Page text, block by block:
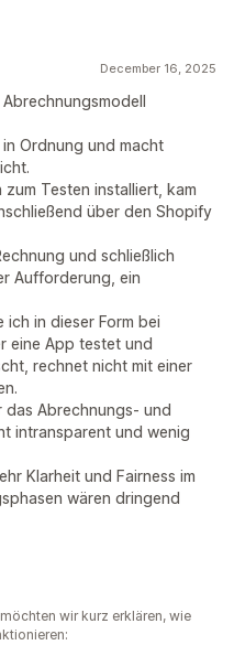
December 16, 2025
Ordnung und macht
Testen installiert, kam
über den Shopify
und schließlich
Aufforderung, ein
ich in dieser Form bei
eine App testet und
rechnet nicht mit einer
das Abrechnungs- und
intransparent und wenig
Klarheit und Fairness im
wären dringend
wir kurz erklären, wie